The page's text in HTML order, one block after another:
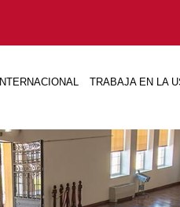
INTERNACIONAL TRABAJA EN LA